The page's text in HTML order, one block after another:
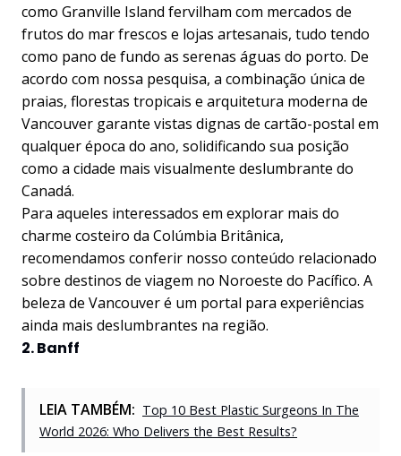
como Granville Island fervilham com mercados de
frutos do mar frescos e lojas artesanais, tudo tendo
como pano de fundo as serenas águas do porto. De
acordo com nossa pesquisa, a combinação única de
praias, florestas tropicais e arquitetura moderna de
Vancouver garante vistas dignas de cartão-postal em
qualquer época do ano, solidificando sua posição
como a cidade mais visualmente deslumbrante do
Canadá.
Para aqueles interessados em explorar mais do
charme costeiro da Colúmbia Britânica,
recomendamos conferir nosso conteúdo relacionado
sobre destinos de viagem no Noroeste do Pacífico. A
beleza de Vancouver é um portal para experiências
ainda mais deslumbrantes na região.
2. Banff
LEIA TAMBÉM: Top 10 Best Plastic Surgeons In The
World 2026: Who Delivers the Best Results?